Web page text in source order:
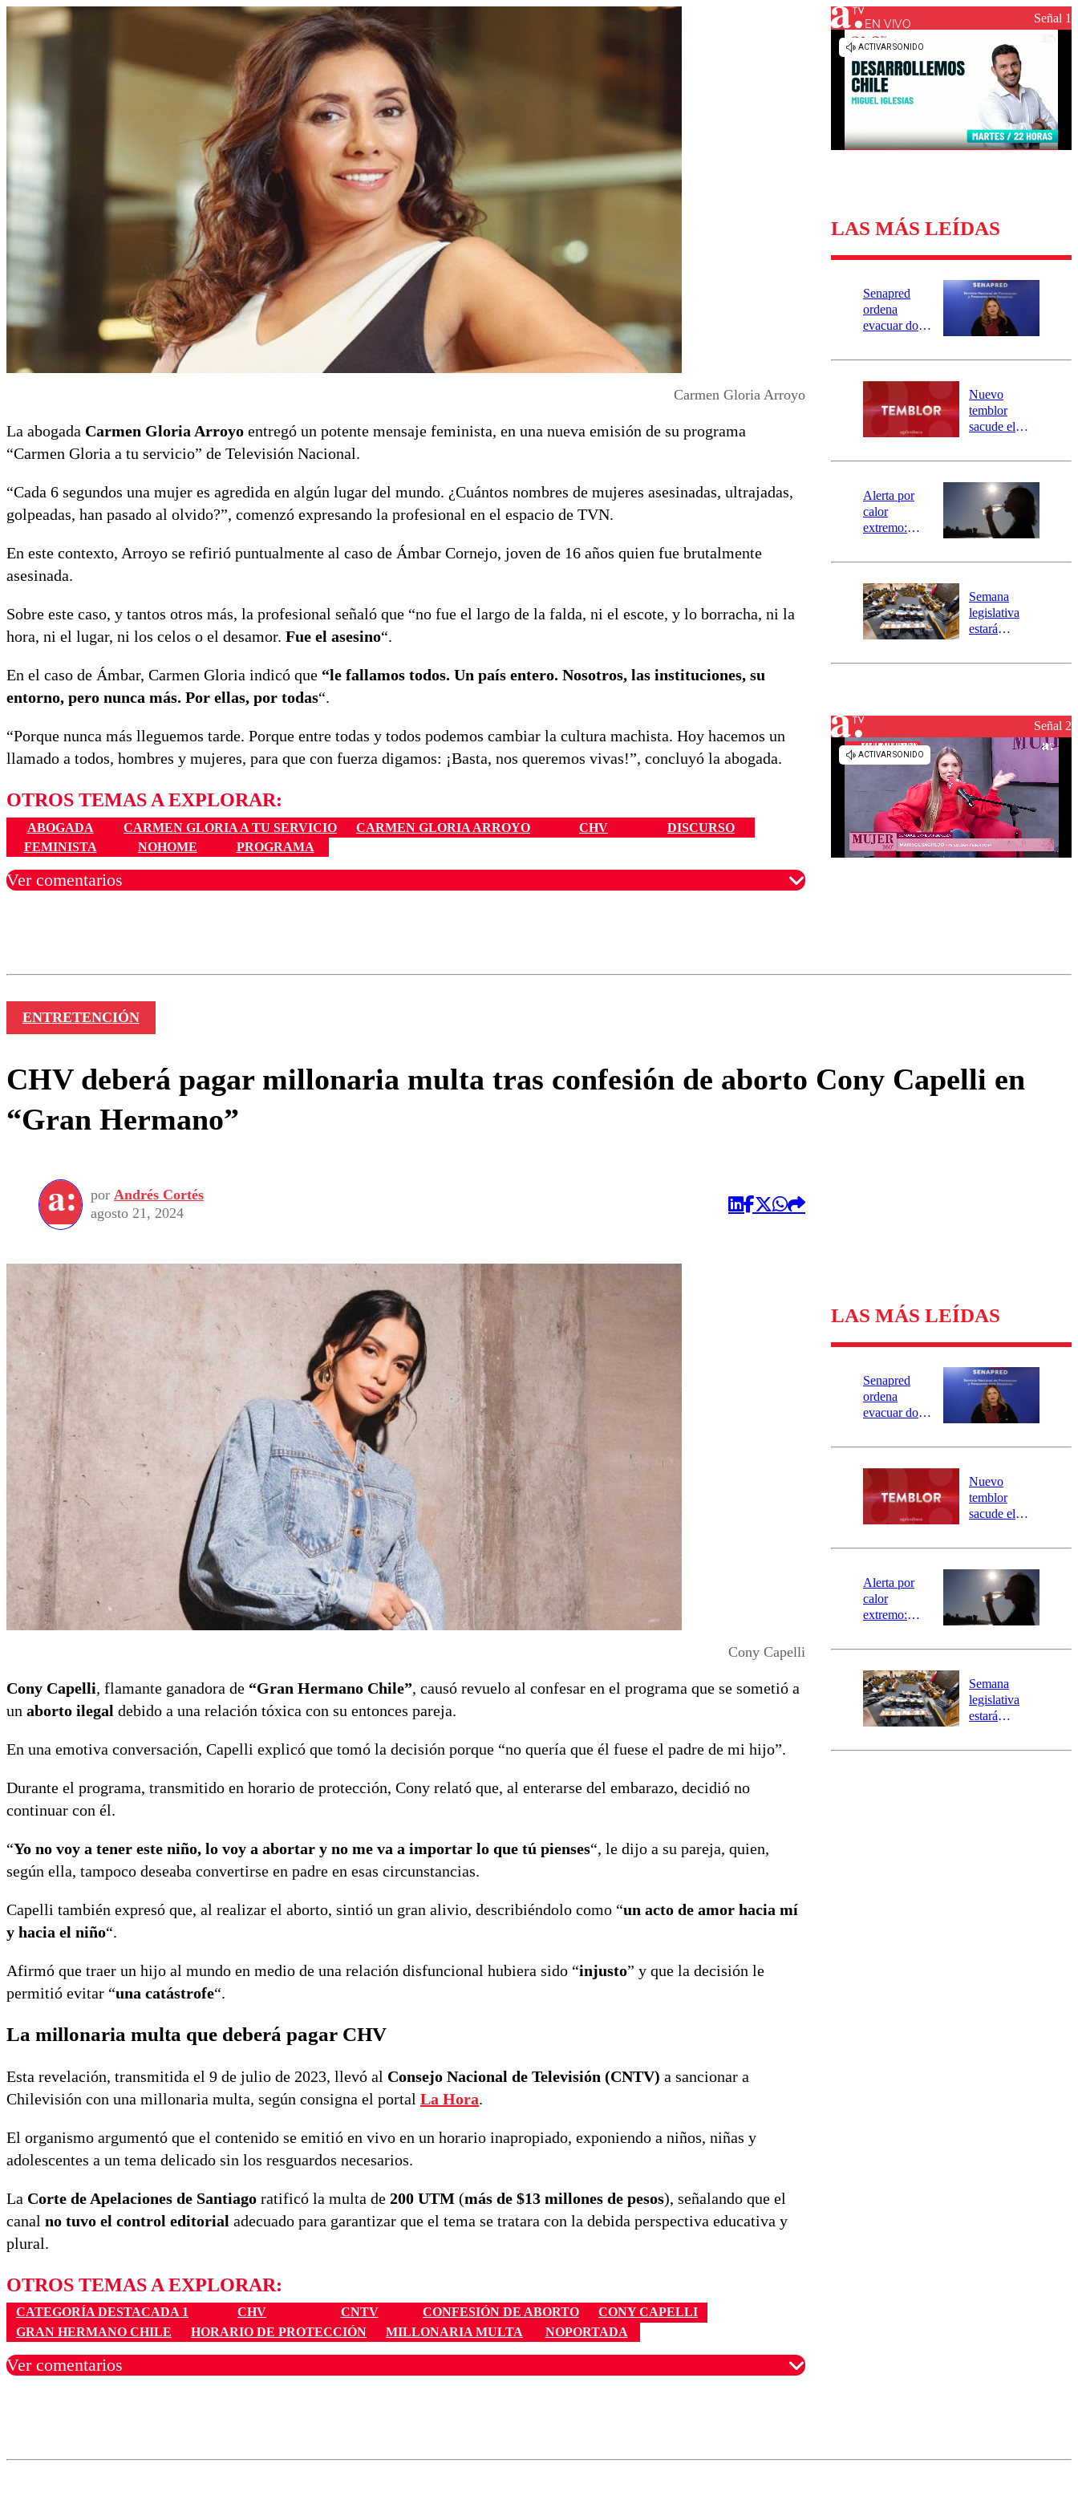
Universidad de Chile
Sustentabilidad
Carmen Gloria Arroyo
La abogada Carmen Gloria Arroyo entregó un potente mensaje feminista, en una nueva emisión de su programa
“Carmen Gloria a tu servicio” de Televisión Nacional.
“Cada 6 segundos una mujer es agredida en algún lugar del mundo. ¿Cuántos nombres de mujeres asesinadas, ultrajadas,
golpeadas, han pasado al olvido?”, comenzó expresando la profesional en el espacio de TVN.
En este contexto, Arroyo se refirió puntualmente al caso de Ámbar Cornejo, joven de 16 años quien fue brutalmente
asesinada.
Sobre este caso, y tantos otros más, la profesional señaló que “no fue el largo de la falda, ni el escote, y lo borracha, ni la
hora, ni el lugar, ni los celos o el desamor. Fue el asesino“.
En el caso de Ámbar, Carmen Gloria indicó que “le fallamos todos. Un país entero. Nosotros, las instituciones, su
entorno, pero nunca más. Por ellas, por todas“.
“Porque nunca más lleguemos tarde. Porque entre todas y todos podemos cambiar la cultura machista. Hoy hacemos un
llamado a todos, hombres y mujeres, para que con fuerza digamos: ¡Basta, nos queremos vivas!”, concluyó la abogada.
OTROS TEMAS A EXPLORAR:
ABOGADA CARMEN GLORIA A TU SERVICIO CARMEN GLORIA ARROYO CHV
DISCURSO
FEMINISTA
NOHOME PROGRAMA
Ver comentarios
EN VIVO Señal 1
LAS MÁS LEÍDAS
Senapred
ordena
evacuar dos
Carahue por
río Damas:
activa
mensajería
SAE
Nuevo
temblor
sacude el
revisa la
epicentro
Alerta por
calor
extremo:
activa Alerta
Preventiva en
tres comunas
Semana
legislativa
estará
el fin de la
reconstrucciónSeñal 2
ENTRETENCIÓN
CHV deberá pagar millonaria multa tras confesión de aborto Cony Capelli en
“Gran Hermano”
por Andrés Cortés
agosto 21, 2024
Cony Capelli
Cony Capelli, flamante ganadora de “Gran Hermano Chile”, causó revuelo al confesar en el programa que se sometió a
un aborto ilegal debido a una relación tóxica con su entonces pareja.
En una emotiva conversación, Capelli explicó que tomó la decisión porque “no quería que él fuese el padre de mi hijo”.
Durante el programa, transmitido en horario de protección, Cony relató que, al enterarse del embarazo, decidió no
continuar con él.
“Yo no voy a tener este niño, lo voy a abortar y no me va a importar lo que tú pienses“, le dijo a su pareja, quien,
según ella, tampoco deseaba convertirse en padre en esas circunstancias.
Capelli también expresó que, al realizar el aborto, sintió un gran alivio, describiéndolo como “un acto de amor hacia mí
y hacia el niño“.
Afirmó que traer un hijo al mundo en medio de una relación disfuncional hubiera sido “injusto” y que la decisión le
permitió evitar “una catástrofe“.
La millonaria multa que deberá pagar CHV
Esta revelación, transmitida el 9 de julio de 2023, llevó al Consejo Nacional de Televisión (CNTV) a sancionar a
Chilevisión con una millonaria multa, según consigna el portal La Hora.
El organismo argumentó que el contenido se emitió en vivo en un horario inapropiado, exponiendo a niños, niñas y
adolescentes a un tema delicado sin los resguardos necesarios.
La Corte de Apelaciones de Santiago ratificó la multa de 200 UTM (más de $13 millones de pesos), señalando que el
canal no tuvo el control editorial adecuado para garantizar que el tema se tratara con la debida perspectiva educativa y
plural.
OTROS TEMAS A EXPLORAR:
CATEGORÍA DESTACADA 1 CHV CNTV CONFESIÓN DE ABORTO
CONY CAPELLI
GRAN HERMANO CHILE
HORARIO DE PROTECCIÓN MILLONARIA MULTA NOPORTADA
Ver comentarios
LAS MÁS LEÍDAS
Senapred
ordena
evacuar dos
Carahue por
río Damas:
activa
mensajería
SAE
Nuevo
temblor
sacude el
revisa la
epicentro
Alerta por
calor
extremo:
activa Alerta
Preventiva en
tres comunas
Semana
legislativa
estará
el fin de la